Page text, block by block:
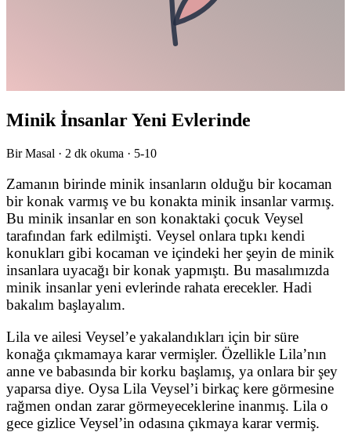
Minik İnsanlar Yeni Evlerinde
Bir Masal · 2 dk okuma · 5-10
Zamanın birinde minik insanların olduğu bir kocaman
bir konak varmış ve bu konakta minik insanlar varmış.
Bu minik insanlar en son konaktaki çocuk Veysel
tarafından fark edilmişti. Veysel onlara tıpkı kendi
konukları gibi kocaman ve içindeki her şeyin de minik
insanlara uyacağı bir konak yapmıştı. Bu masalımızda
minik insanlar yeni evlerinde rahata erecekler. Hadi
bakalım başlayalım.
Lila ve ailesi Veysel’e yakalandıkları için bir süre
konağa çıkmamaya karar vermişler. Özellikle Lila’nın
anne ve babasında bir korku başlamış, ya onlara bir şey
yaparsa diye. Oysa Lila Veysel’i birkaç kere görmesine
rağmen ondan zarar görmeyeceklerine inanmış. Lila o
gece gizlice Veysel’in odasına çıkmaya karar vermiş.